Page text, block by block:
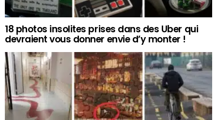
18 photos insolites prises dans des Uber qui
devraient vous donner envie d’y monter !